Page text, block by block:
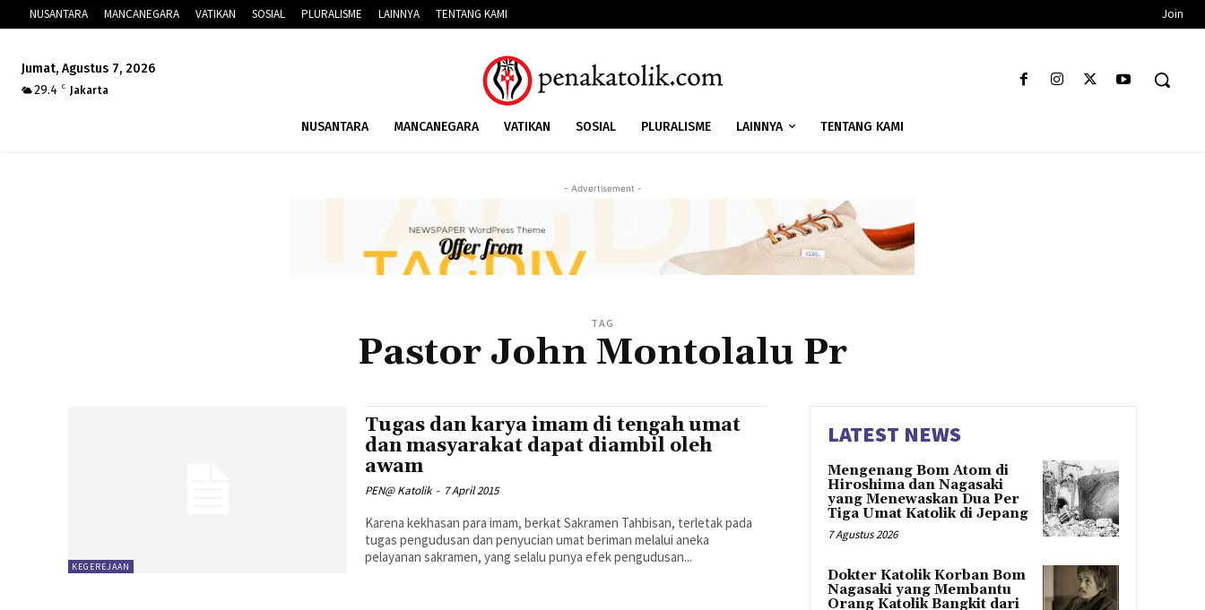
NUSANTARA MANCANEGARA VATIKAN SOSIAL PLURALISME LAINNYA TENTANG KAMI Join
Jumat, Agustus 7, 2026
29.4
C Jakarta
NUSANTARA MANCANEGARA VATIKAN SOSIAL PLURALISME LAINNYA TENTANG KAMI
- Advertisement -
TAG
Pastor John Montolalu Pr
KEGEREJAAN
Tugas dan karya imam di tengah umat
dan masyarakat dapat diambil oleh
awam
PEN@ Katolik - 7 April 2015
Karena kekhasan para imam, berkat Sakramen Tahbisan, terletak pada
tugas pengudusan dan penyucian umat beriman melalui aneka
pelayanan sakramen, yang selalu punya efek pengudusan...
LATEST NEWS
Mengenang Bom Atom di
Hiroshima dan Nagasaki
yang Menewaskan Dua Per
Tiga Umat Katolik di Jepang
7 Agustus 2026
Dokter Katolik Korban Bom
Nagasaki yang Membantu
Orang Katolik Bangkit dari